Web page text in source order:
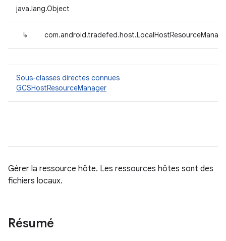
java.lang.Object
↳
Sous-classes directes connues
GCSHostResourceManager
Gérer la ressource hôte. Les ressources hôtes sont des
fichiers locaux.
Résumé